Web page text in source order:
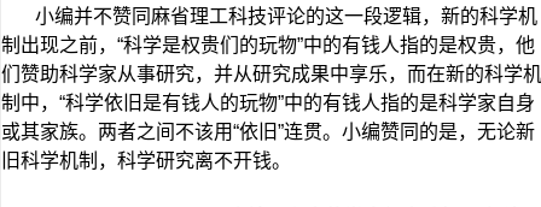
小编并不赞同麻省理工科技评论的这一段逻辑，新的科学机
制出现之前，“科学是权贵们的玩物”中的有钱人指的是权贵，他
们赞助科学家从事研究，并从研究成果中享乐，而在新的科学机
制中，“科学依旧是有钱人的玩物”中的有钱人指的是科学家自身
或其家族。两者之间不该用“依旧”连贯。小编赞同的是，无论新
旧科学机制，科学研究离不开钱。